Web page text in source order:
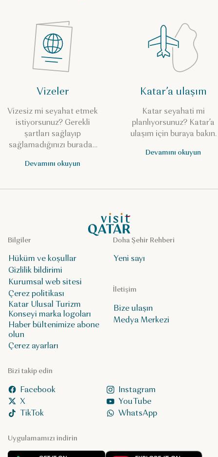
Vizeler
Vizesiz mi seyahat etmek
istiyorsunuz? Gerekli
şartları sağlayıp
sağlamadığınızı buradan
Devamını okuyun
Katar’a ulaşım
Katar seyahati mi
planlıyorsunuz? Katar’a
ulaşım için buraya bakın.
Devamını okuyun
VisitQatar Ana Sayfası
Uygulamamızı indirin
Doha Şehir Rehberi
Yeni sayı
Bizi takip edin
Facebook
Instagram
X
YouTube
TikTok
WhatsApp
İletişim
Bize ulaşın
Medya Merkezi
Bilgiler
Hüküm ve koşullar
Gizlilik bildirimi
Kurumsal web sitesi
Çerez politikası
Katar Ulusal Turizm
Konseyi marka logoları
Haber bültenimize abone
olun
Çerez ayarları